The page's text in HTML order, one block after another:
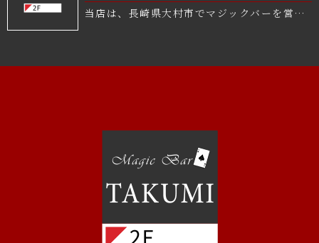
らMagic Bar TAKUMIへ。
当店は、長崎県大村市でマジックバーを営ん